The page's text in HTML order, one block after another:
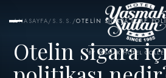
BY YASMAK HOTEL
ANASAYFA/ S.S.S. /OTELIN SIGARA IÇME
Otelin sigara